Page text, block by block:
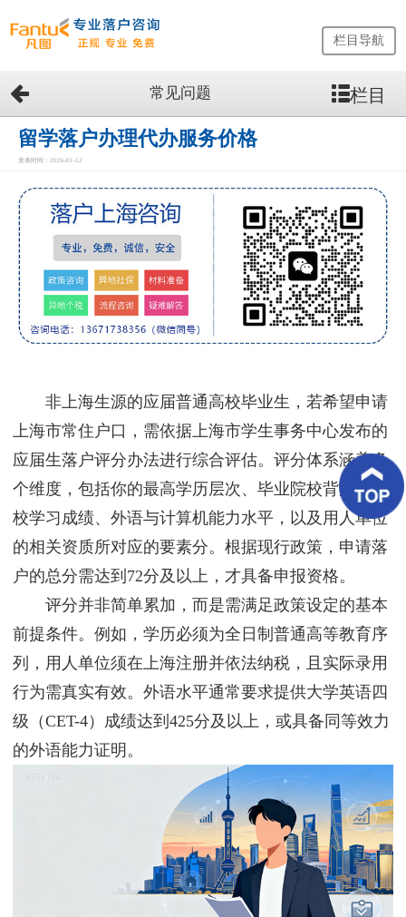
网
站
首
页
留
服
务
客
户
案
例
客
户
好
资
讯
联
系
我
们
栏目导航
常见问题 栏目
留学落户办理代办服务价格
发表时间：2026-01-12
非上海生源的应届普通高校毕业生，若希望申请
上海市常住户口，需依据上海市学生事务中心发布的
应届生落户评分办法进行综合评估。评分体系涵盖多
个维度，包括你的最高学历层次、毕业院校背景、在
校学习成绩、外语与计算机能力水平，以及用人单位
的相关资质所对应的要素分。根据现行政策，申请落
户的总分需达到72分及以上，才具备申报资格。
评分并非简单累加，而是需满足政策设定的基本
前提条件。例如，学历必须为全日制普通高等教育序
列，用人单位须在上海注册并依法纳税，且实际录用
行为需真实有效。外语水平通常要求提供大学英语四
级（CET-4）成绩达到425分及以上，或具备同等效力
的外语能力证明。